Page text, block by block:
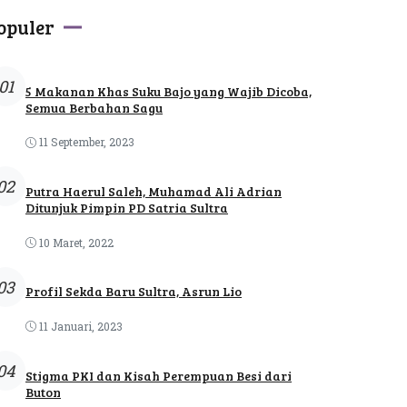
5 Makanan Khas Suku Bajo yang Wajib Dicoba,
Semua Berbahan Sagu
11 September, 2023
Putra Haerul Saleh, Muhamad Ali Adrian
Ditunjuk Pimpin PD Satria Sultra
10 Maret, 2022
Profil Sekda Baru Sultra, Asrun Lio
11 Januari, 2023
Stigma PKI dan Kisah Perempuan Besi dari
Buton